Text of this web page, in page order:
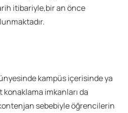
itibariyle,bir an önce
kampüs içerisinde ya
konaklama imkanları da
kontenjan sebebiyle öğrencilerin